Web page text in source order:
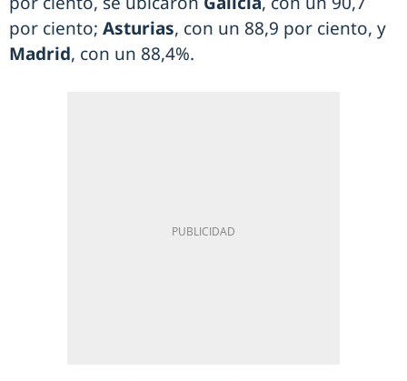
por ciento; Asturias, con un 88,9 por ciento, y
Madrid, con un 88,4%.